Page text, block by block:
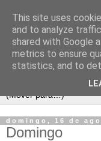
domingo, 16 de
Domingo
This site uses
and to analyze
shared with Google
metrics to ensure
statistics, and to